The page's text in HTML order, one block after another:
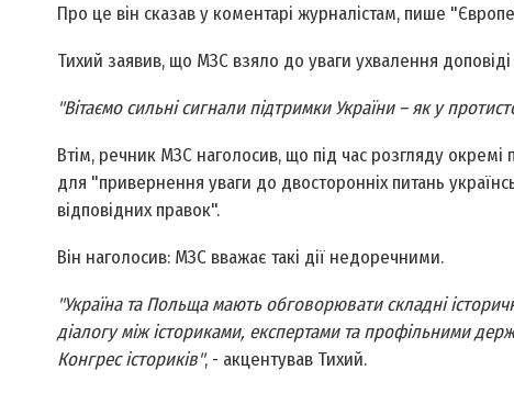
Про це він сказав у коментарі журналістам, пише
Тихий заявив, що МЗС взяло до уваги ухвалення
"Вітаємо сильні сигнали підтримки України – як у
Втім, речник МЗС наголосив, що під час розгляду
для "привернення уваги до двосторонніх питань
відповідних правок".
Він наголосив: МЗС вважає такі дії недоречними.
"Україна та Польща мають обговорювати складні
діалогу між істориками, експертами та профільними
Конгрес істориків", - акцентував Тихий.